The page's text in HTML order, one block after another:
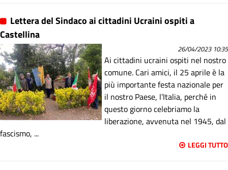
Lettera del Sindaco ai cittadini Ucraini ospiti a
Castellina
26/04/2023 10:35
Ai cittadini ucraini ospiti nel nostro
comune. Cari amici, il 25 aprile è la
più importante festa nazionale per
il nostro Paese, l’Italia, perché in
questo giorno celebriamo la
liberazione, avvenuta nel 1945, dal
fascismo, ...
LEGGI TUTTO